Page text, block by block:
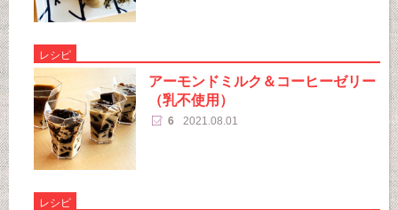
レシピ
アーモンドミルク＆コーヒーゼリー
（乳不使用）
6 2021.08.01
レシピ